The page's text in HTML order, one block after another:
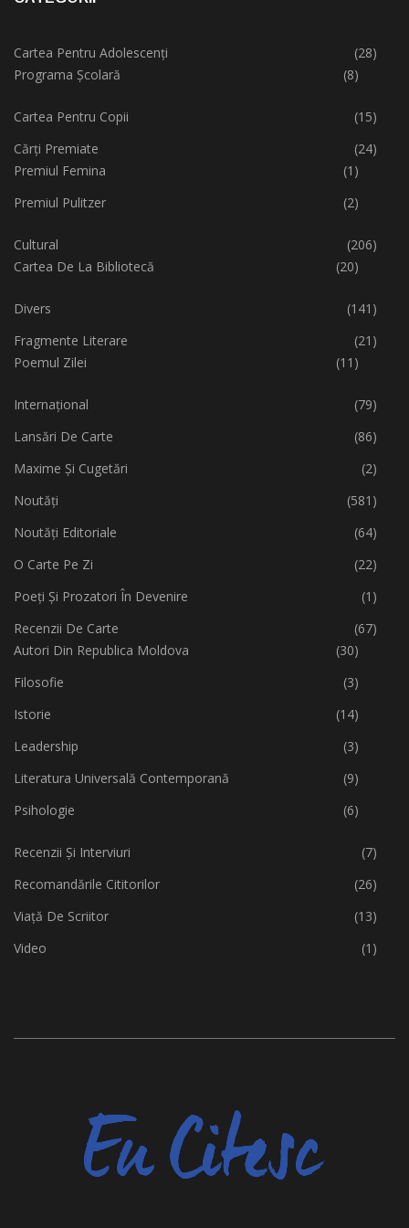
Cartea Pentru Adolescenți
(28)
Programa Școlară
(8)
Cartea Pentru Copii
(15)
Cărți Premiate
(24)
Premiul Femina
(1)
Premiul Pulitzer
(2)
Cultural
(206)
Cartea De La Bibliotecă
(20)
Divers
(141)
Fragmente Literare
(21)
Poemul Zilei
(11)
Internațional
(79)
Lansări De Carte
(86)
Maxime Și Cugetări
(2)
Noutăți
(581)
Noutăți Editoriale
(64)
O Carte Pe Zi
(22)
Poeți Și Prozatori În Devenire
(1)
Recenzii De Carte
(67)
Autori Din Republica Moldova
(30)
Filosofie
(3)
Istorie
(14)
Leadership
(3)
Literatura Universală Contemporană
(9)
Psihologie
(6)
Recenzii Și Interviuri
(7)
Recomandările Cititorilor
(26)
Viață De Scriitor
(13)
Video
(1)